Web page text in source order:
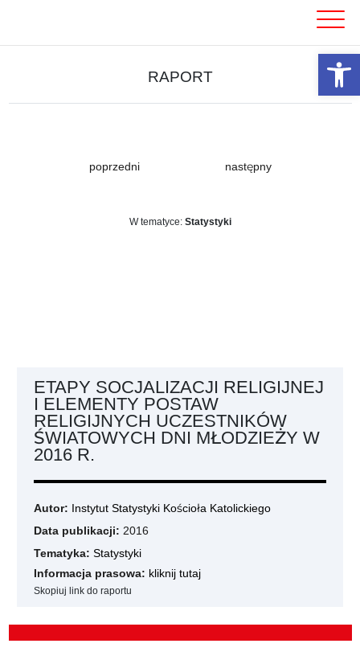
RAPORT
poprzedni następny
W tematyce: Statystyki
ETAPY SOCJALIZACJI RELIGIJNEJ
I ELEMENTY POSTAW
RELIGIJNYCH UCZESTNIKÓW
ŚWIATOWYCH DNI MŁODZIEŻY W
2016 R.
Autor: Instytut Statystyki Kościoła Katolickiego
Data publikacji: 2016
Tematyka: Statystyki
Informacja prasowa: kliknij tutaj
Skopiuj link do raportu